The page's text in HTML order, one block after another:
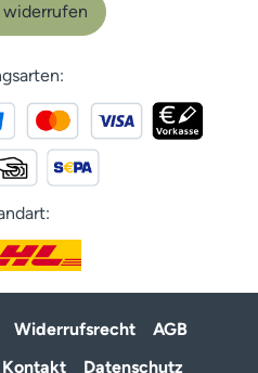
widerrufen
Widerrufsrecht
AGB
Kontakt Datenschutz